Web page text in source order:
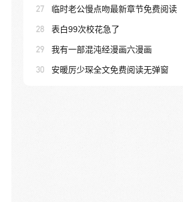
27 临时老公慢点吻最新章节免费阅读
28 表白99次校花急了
29 我有一部混沌经漫画六漫画
30 安暖厉少琛全文免费阅读无弹窗